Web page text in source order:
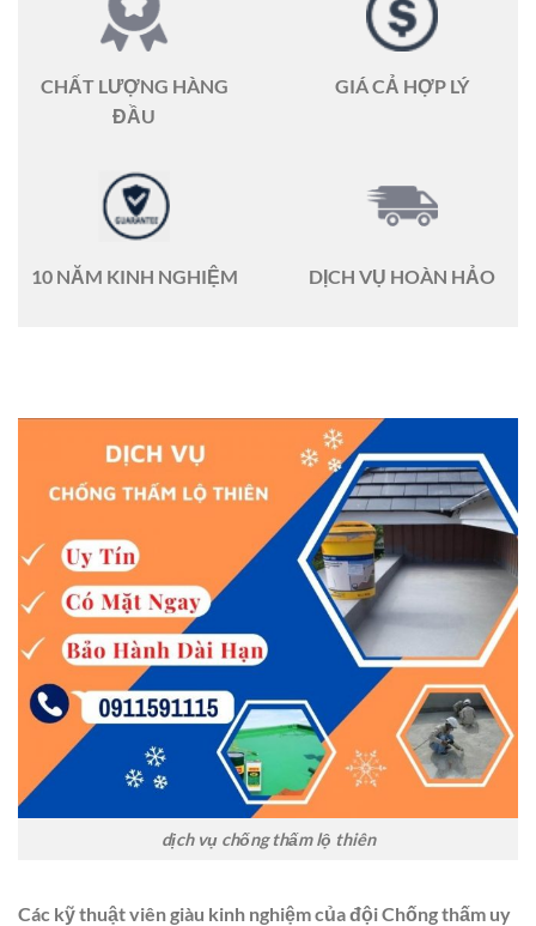
CHẤT LƯỢNG HÀNG
ĐẦU
GIÁ CẢ HỢP LÝ
10 NĂM KINH NGHIỆM DỊCH VỤ HOÀN HẢO
dịch vụ chống thấm lộ thiên
Các kỹ thuật viên giàu kinh nghiệm của độiChống thấm uy